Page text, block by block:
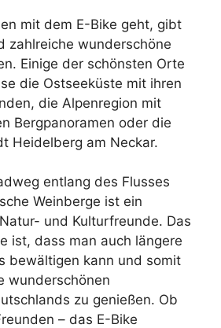
mit dem E-Bike geht, gibt
zahlreiche wunderschöne
Einige der schönsten Orte
die Ostseeküste mit ihren
die Alpenregion mit
Bergpanoramen oder die
Heidelberg am Neckar.
entlang des Flusses
Weinberge ist ein
und Kulturfreunde. Das
ist, dass man auch längere
bewältigen kann und somit
wunderschönen
zu genießen. Ob
– das E-Bike